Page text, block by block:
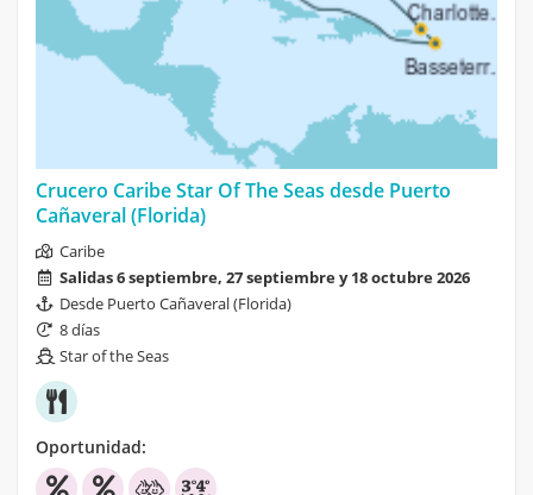
Crucero Caribe Star Of The Seas desde Puerto
Cañaveral (Florida)
Caribe
Salidas 6 septiembre, 27 septiembre y 18 octubre 2026
Desde Puerto Cañaveral (Florida)
8 días
Star of the Seas
Oportunidad: